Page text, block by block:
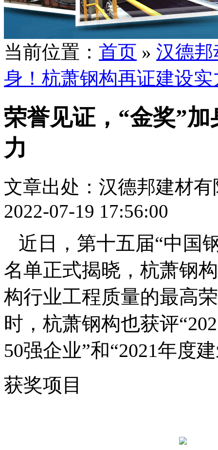
当前位置： 首页 » 汉德邦
身！杭萧钢构再证建设实
荣誉见证，“金奖”
力
文章出处：汉德邦建材有
2022-07-19 17:56:00
近日，第十五届“中国
名单正式揭晓，杭萧钢
构行业工程质量的最高
时，杭萧钢构也获评
50强企业”和“2021年度
获奖项目